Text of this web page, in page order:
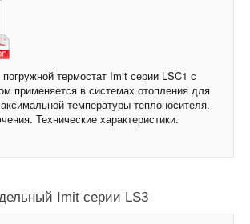
термостат Imit серии LSC1 с
применяется в системах отопления для
температуры теплоносителя.
Технические характеристики.
Imit серии LS3